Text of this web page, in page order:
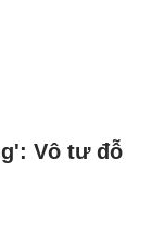
Vô tư đỗ